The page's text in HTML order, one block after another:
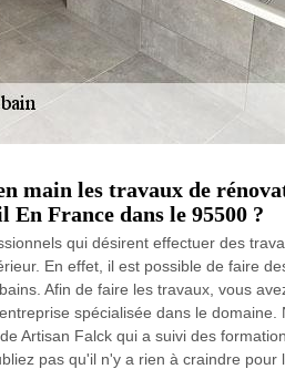
main les travaux de
En France dans le 95500 ?
qui désirent effectuer des
En effet, il est possible de faire
Afin de faire les travaux, vous
spécialisée dans le domaine.
Artisan Falck qui a suivi des
pas qu'il n'y a rien à craindre pour